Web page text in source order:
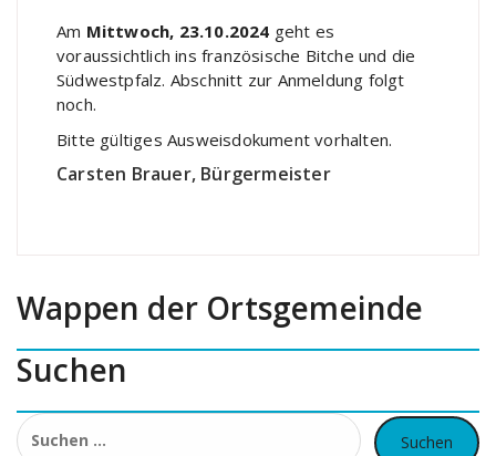
Am Mittwoch, 23.10.2024 geht es
voraussichtlich ins französische Bitche und die
Südwestpfalz. Abschnitt zur Anmeldung folgt
noch.
Bitte gültiges Ausweisdokument vorhalten.
Carsten Brauer, Bürgermeister
Wappen der Ortsgemeinde
Suchen
Suchen
nach: